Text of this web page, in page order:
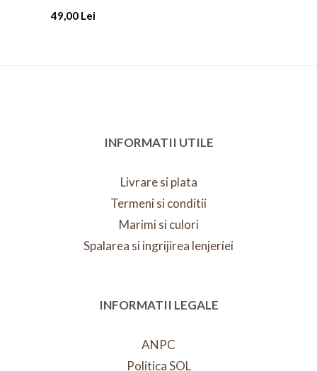
49,00 Lei
INFORMATII UTILE
Livrare si plata
Termeni si conditii
Marimi si culori
Spalarea si ingrijirea lenjeriei
INFORMATII LEGALE
ANPC
Politica SOL